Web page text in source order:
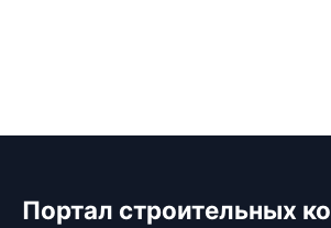
Портал строительных